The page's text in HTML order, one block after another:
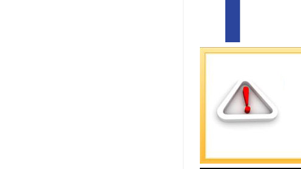
截至2021 年4 月，
的双边自由贸易协